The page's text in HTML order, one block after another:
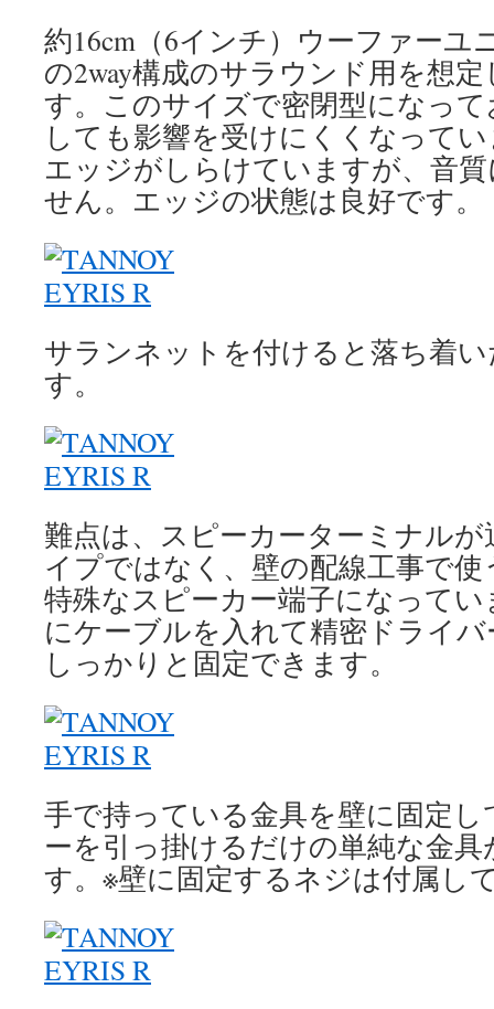
約16cm（6インチ）ウーファーユ
の2way構成のサラウンド用を想
す。このサイズで密閉型になっ
しても影響を受けにくくなって
エッジがしらけていますが、音
せん。エッジの状態は良好です。
サランネットを付けると落ち着
す。
難点は、スピーカーターミナル
イプではなく、壁の配線工事で
特殊なスピーカー端子になって
にケーブルを入れて精密ドライ
しっかりと固定できます。
手で持っている金具を壁に固定
ーを引っ掛けるだけの単純な金
す。※壁に固定するネジは付属し